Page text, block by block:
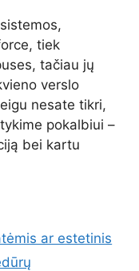
tiek
tačiau jų
verslo
nesate tikri,
pokalbiui –
bei kartu
ar estetinis